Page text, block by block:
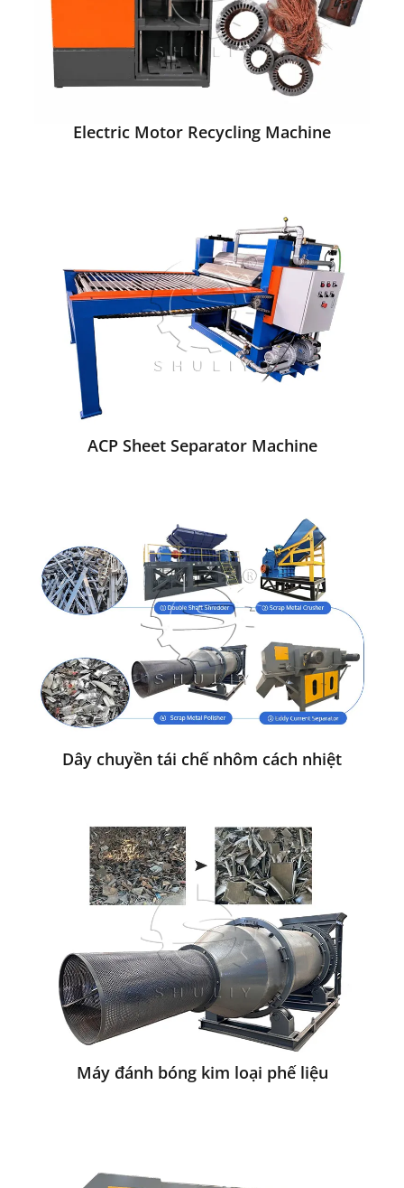
Electric Motor Recycling Machine
ACP Sheet Separator Machine
Dây chuyền tái chế nhôm cách nhiệt
Máy đánh bóng kim loại phế liệu